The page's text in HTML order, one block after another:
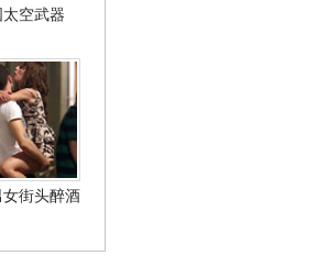
太空武器
街头醉酒